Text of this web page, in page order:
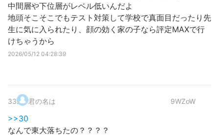
中間層や下位層がレベル低いんだよ
地頭そこそこでもテスト対策して学校で真面目だったり先
生に気に入られたり、顔の効く家の子なら評定MAXで行
けちゃうから
2026/05/12 04:28:39
33. 君の名は 9WZoW
>>30
なんで東大落ちたの？？？？